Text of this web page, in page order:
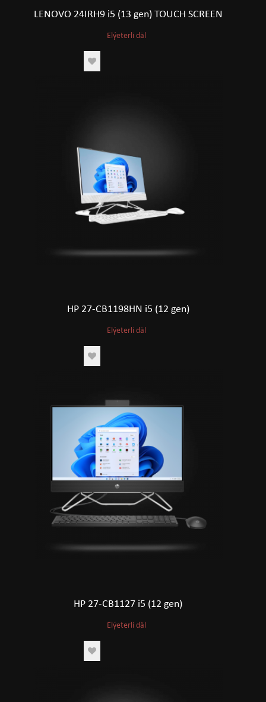
LENOVO 24IRH9 i5 (13 gen) TOUCH SCREEN
Elýeterli däl
HP 27-CB1198HN i5 (12 gen)
Elýeterli däl
HP 27-CB1127 i5 (12 gen)
Elýeterli däl